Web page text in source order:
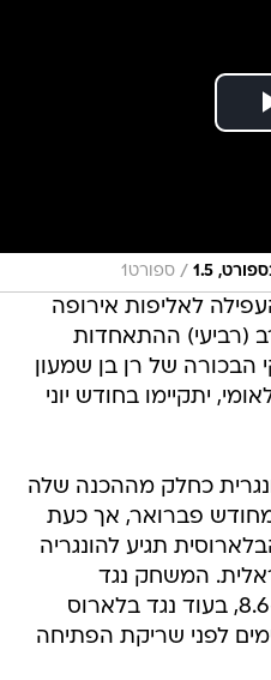
1.5
/ ספורט1
לאליפות אירופה
(רביעי) ההתאחדות
הבכורה של רן בן שמעון
יתקיימו בחודש יוני
כחלק מההכנה שלה
כבר מחודש פברואר, אך כעת
תגיע להונגריה
המשחק נגד
הונגריה יתקיים בדברצן ב-8.6, בעוד נגד בלארוס
שלושה ימים לפני שריקת הפתיחה